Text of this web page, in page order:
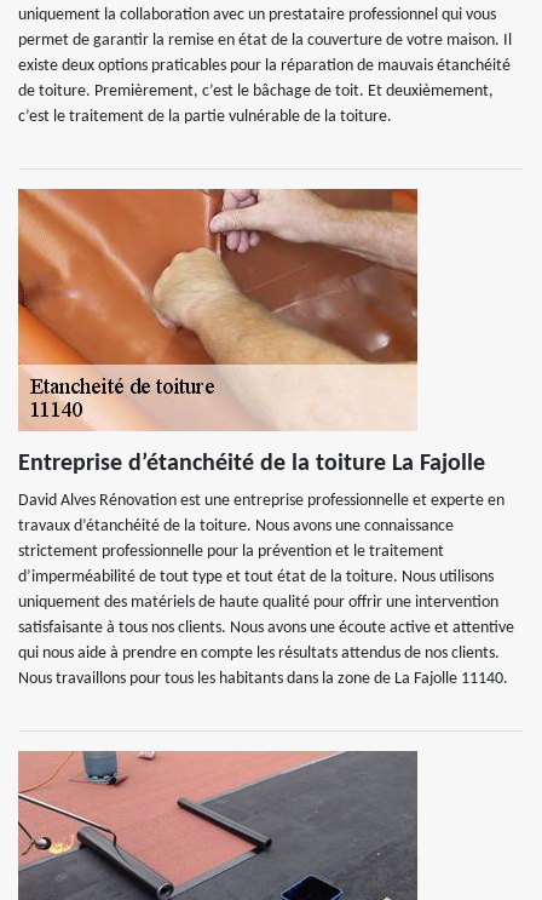
uniquement la collaboration avec un prestataire professionnel qui vous
permet de garantir la remise en état de la couverture de votre maison. Il
existe deux options praticables pour la réparation de mauvais étanchéité
de toiture. Premièrement, c’est le bâchage de toit. Et deuxièmement,
c’est le traitement de la partie vulnérable de la toiture.
Entreprise d’étanchéité de la toiture La Fajolle
David Alves Rénovation est une entreprise professionnelle et experte en
travaux d’étanchéité de la toiture. Nous avons une connaissance
strictement professionnelle pour la prévention et le traitement
d’imperméabilité de tout type et tout état de la toiture. Nous utilisons
uniquement des matériels de haute qualité pour offrir une intervention
satisfaisante à tous nos clients. Nous avons une écoute active et attentive
qui nous aide à prendre en compte les résultats attendus de nos clients.
Nous travaillons pour tous les habitants dans la zone de La Fajolle 11140.